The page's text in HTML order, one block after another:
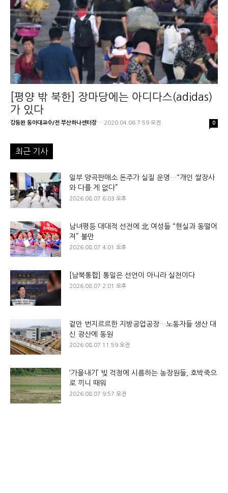
[평양 밖 북한] 장마당에는 아디다스(adidas)
가 있다
강동완 동아대교수/전 부산하나센터장 - 2020.04.06 7:59 오전 0
최근 기사
일부 양곡판매소 돈주가 실질 운영…“개인 쌀장사
와 다를 게 없다”
2026.08.07 6:03 오후
남녀평등 대대적 선전에 北 여성들 “현실과 동떨어
져” 불만
2026.08.07 4:01 오후
[남북통합] 통일은 선언이 아니라 실천이다
2026.08.07 2:01 오후
겉만 번지르르한 지방공업공장…노동자들 생산 대
신 광산에 동원
2026.08.07 11:59 오전
‘가을내기’ 빚 걱정에 시름하는 농장원들, 호박죽으
로 끼니 때워
2026.08.07 9:57 오전